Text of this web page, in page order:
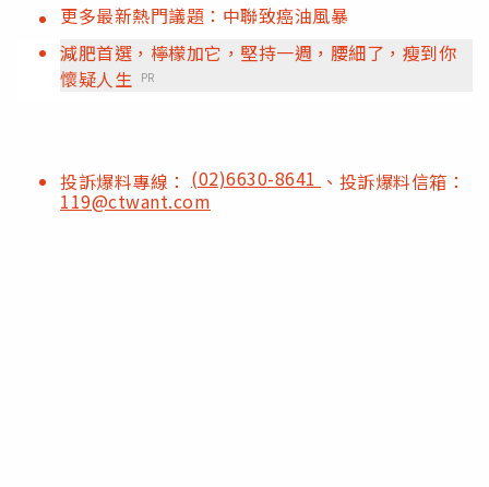
更多最新熱門議題：中聯致癌油風暴
減肥首選，檸檬加它，堅持一週，腰細了，瘦到你
懷疑人生 PR
投訴爆料專線： (02)6630-8641 、投訴爆料信箱：
119@ctwant.com